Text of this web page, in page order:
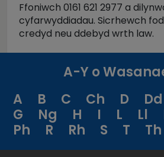
Ffoniwch 0161 621 2977 a
cyfarwyddiadau. Sicrhewch
credyd neu ddebyd wrth law.
A-Y o
A
B C Ch D Dd
G
Ng H I L Ll
Ph
R Rh S T Th